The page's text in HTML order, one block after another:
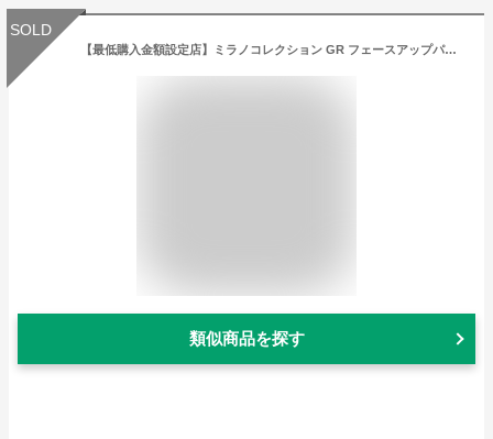
SOLD
【最低購入金額設定店】ミラノコレクション GR フェースアップパウダー 2023 おしろい 30g 【本体】（数量限定品）※（当店ではお買物時の最低ご購入金額を9,900円に設定させて頂いています）
類似商品を探す